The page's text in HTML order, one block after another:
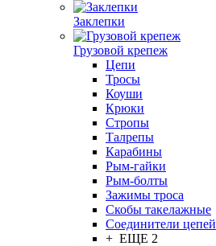
Заклепки
Грузовой крепеж
Цепи
Тросы
Коуши
Крюки
Стропы
Талрепы
Карабины
Рым-гайки
Рым-болты
Зажимы троса
Скобы такелажные
Соединители цепей
+ ЕЩЕ 2